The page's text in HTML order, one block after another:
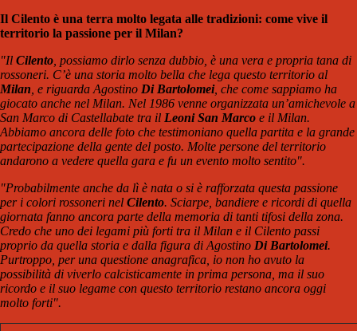
Il Cilento è una terra molto legata alle tradizioni: come vive il
territorio la passione per il Milan?
"Il Cilento , possiamo dirlo senza dubbio, è una vera e propria tana di
rossoneri. C’è una storia molto bella che lega questo territorio al
Milan , e riguarda Agostino Di Bartolomei, che come sappiamo ha
giocato anche nel Milan. Nel 1986 venne organizzata un’amichevole a
San Marco di Castellabate tra il Leoni San Marco e il Milan.
Abbiamo ancora delle foto che testimoniano quella partita e la grande
partecipazione della gente del posto. Molte persone del territorio
andarono a vedere quella gara e fu un evento molto sentito".
"Probabilmente anche da lì è nata o si è rafforzata questa passione
per i colori rossoneri nel Cilento. Sciarpe, bandiere e ricordi di quella
giornata fanno ancora parte della memoria di tanti tifosi della zona.
Credo che uno dei legami più forti tra il Milan e il Cilento passi
proprio da quella storia e dalla figura di Agostino Di Bartolomei.
Purtroppo, per una questione anagrafica, io non ho avuto la
possibilità di viverlo calcisticamente in prima persona, ma il suo
ricordo e il suo legame con questo territorio restano ancora oggi
molto forti".